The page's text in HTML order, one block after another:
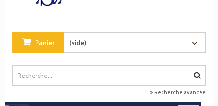
Panier (vide)
Recherche avancée